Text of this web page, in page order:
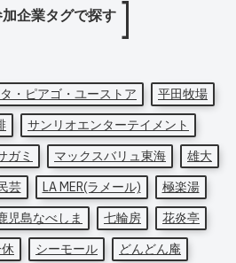
企業タグで探す
・ピアゴ・ユーストア
平田牧場
サンリオエンターテイメント
ガミ マックスバリュ東海
雄大
芸 LA MER(ラメール)
極楽湯
児島なべしま 七輪房
花炎亭
シーモール
どんどん庵